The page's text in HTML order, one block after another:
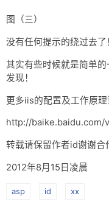
图（三）
没有任何提示的绕过去了
其实有些时候就是简单
发现！
更多iis的配置及工作原理
http://baike.baidu.com/
转载请保留作者id谢谢合
2012年8月15日凌晨
asp id xx